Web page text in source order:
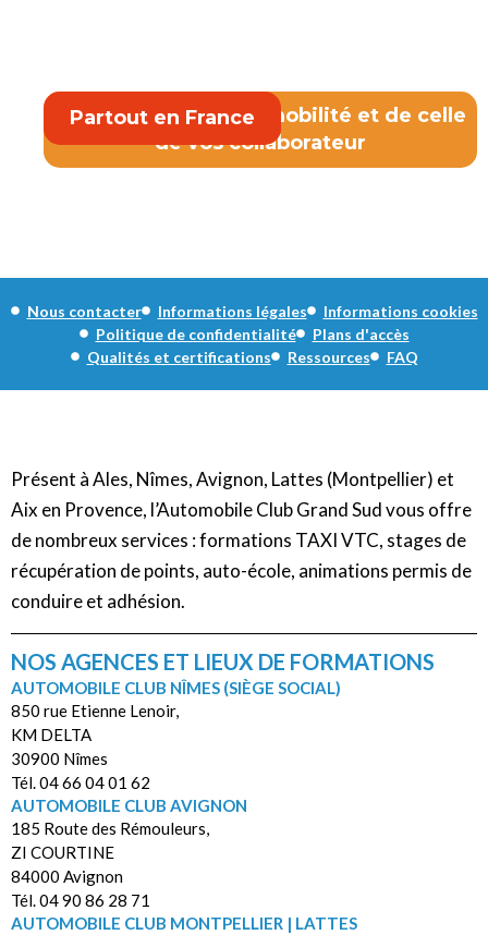
Partenaire de votre mobilité et de celle
de vos collaborateur
Partout en France
Nous contacter Informations légales
Informations cookies
Politique de confidentialité
Plans d'accès
Qualités et certifications
Ressources FAQ
Présent à Ales, Nîmes, Avignon, Lattes (Montpellier) et
Aix en Provence, l’Automobile Club Grand Sud vous offre
de nombreux services : formations TAXI VTC, stages de
récupération de points, auto-école, animations permis de
conduire et adhésion.
NOS AGENCES ET LIEUX DE FORMATIONS
AUTOMOBILE CLUB NÎMES (SIÈGE SOCIAL)
850 rue Etienne Lenoir,
KM DELTA
30900 Nîmes
Tél. 04 66 04 01 62
AUTOMOBILE CLUB AVIGNON
185 Route des Rémouleurs,
ZI COURTINE
84000 Avignon
Tél. 04 90 86 28 71
AUTOMOBILE CLUB MONTPELLIER | LATTES